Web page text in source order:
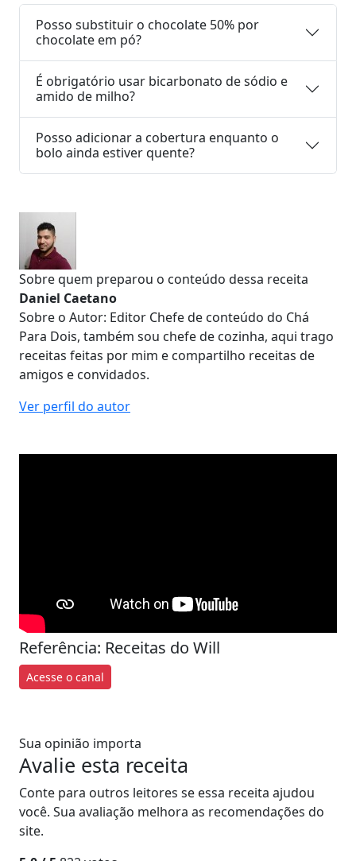
Posso substituir o chocolate 50% por
chocolate em pó?
É obrigatório usar bicarbonato de sódio e
amido de milho?
Posso adicionar a cobertura enquanto o
bolo ainda estiver quente?
Sobre quem preparou o conteúdo dessa receita
Daniel Caetano
Sobre o Autor: Editor Chefe de conteúdo do Chá
Para Dois, também sou chefe de cozinha, aqui trago
receitas feitas por mim e compartilho receitas de
amigos e convidados.
Ver perfil do autor
Referência: Receitas do Will
Acesse o canal
Sua opinião importa
Avalie esta receita
Conte para outros leitores se essa receita ajudou
você. Sua avaliação melhora as recomendações do
site.